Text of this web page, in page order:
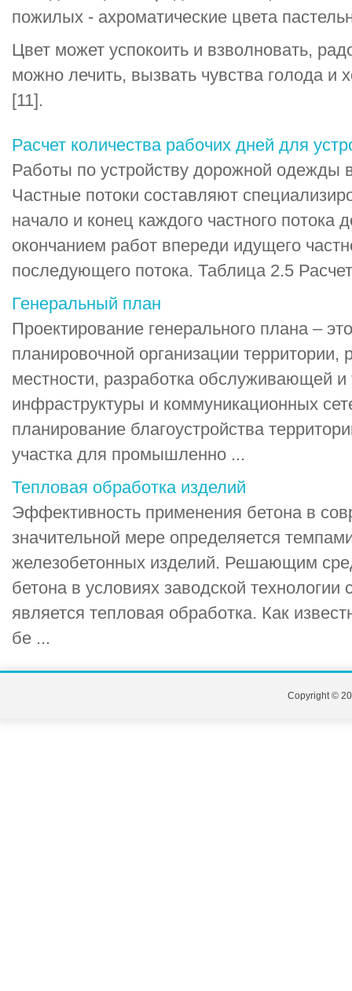
пожилых - ахроматические цвета
Цвет может успокоить и взволновать,
можно лечить, вызвать чувства голода и
[11].
Расчет количества рабочих дней для
Работы по устройству дорожной одежды
Частные потоки составляют
начало и конец каждого частного
окончанием работ впереди идущего
последующего потока. Таблица 2.5
Генеральный план
Проектирование генерального плана –
планировочной организации
местности, разработка обслуживающей и
инфраструктуры и коммуникационных
планирование благоустройства
участка для промышленно ...
Тепловая обработка изделий
Эффективность применения бетона в
значительной мере определяется
железобетонных изделий. Решающим
бетона в условиях заводской технологии
является тепловая обработка. Как
бе ...
Copyright ©